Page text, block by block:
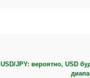
USD/JPY: вероятно, USD